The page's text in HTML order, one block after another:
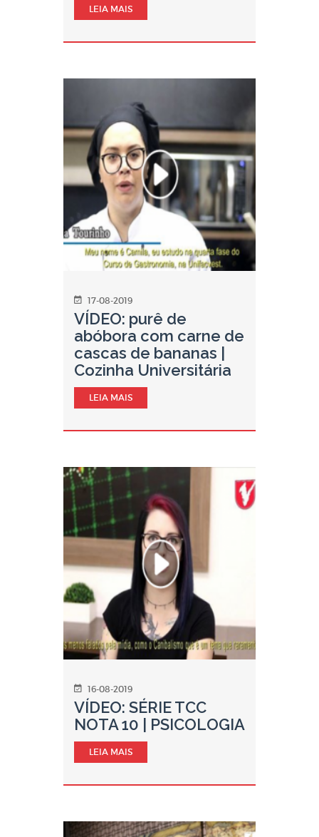
LEIA MAIS
17-08-2019
VÍDEO: purê de
abóbora com carne de
cascas de bananas |
Cozinha Universitária
LEIA MAIS
16-08-2019
VÍDEO: SÉRIE TCC
NOTA 10 | PSICOLOGIA
LEIA MAIS